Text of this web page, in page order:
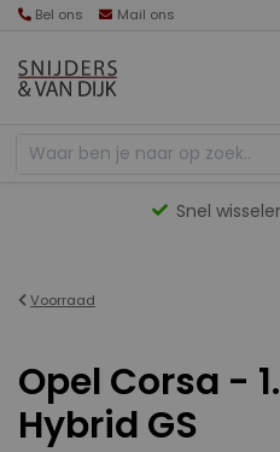
Bel ons Mail ons
Snel
Voorraad
Opel Corsa -
Hybrid GS